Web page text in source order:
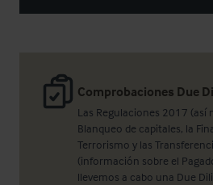
Comprobaciones Due
Las Regulaciones 2017 (así
Blanqueo de capitales, la
Terrorismo y las
(información sobre el
llevemos a cabo una Due